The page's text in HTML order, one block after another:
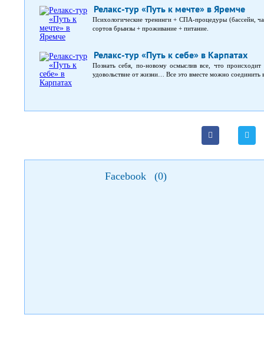
Релакс-тур «Путь к мечте» в Яремче
Психологические тренинги + СПА-процедуры (бассейн,
сортов брынзы + проживание + питание.
Релакс-тур «Путь к себе» в Карпатах
Познать себя, по-новому осмыслив все, что
удовольствие от жизни… Все это вместе можно соединить
Facebook (0)